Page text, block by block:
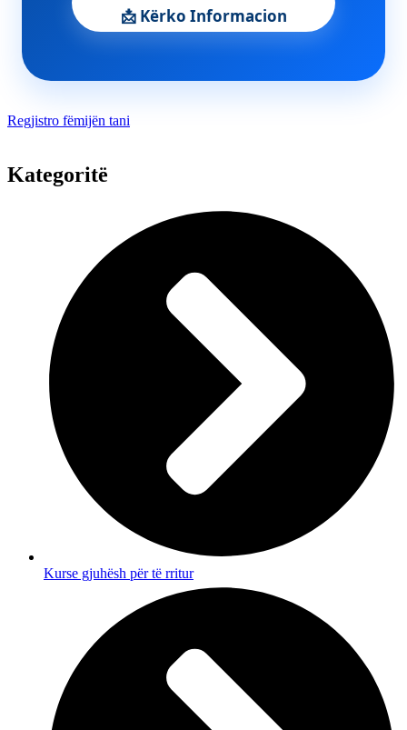
📩 Kërko Informacion
Regjistro fëmijën tani
Kategoritë
Kurse gjuhësh për të rritur